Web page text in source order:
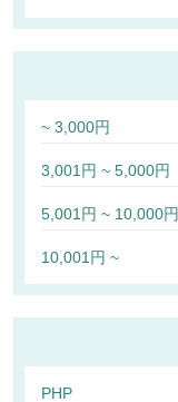
~ 3,000円
3,001円 ~ 5,000円
5,001円 ~ 10,000円
10,001円 ~
PHP